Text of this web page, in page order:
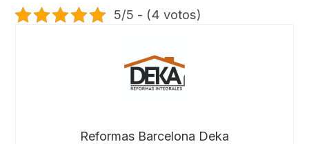
5/5 - (4 votos)
Reformas Barcelona Deka